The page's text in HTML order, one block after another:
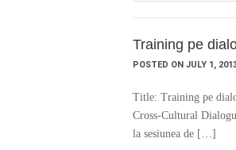
Training pe
POSTED ON JULY 1,
Title: Training pe
Cross-Cultural
la sesiunea de […]